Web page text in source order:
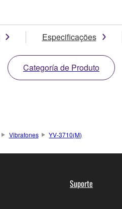
Especificações
Categoría de Produto
Vibrafones YV-3710(M)
Suporte